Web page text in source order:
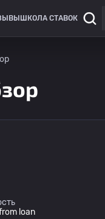
ШКОЛА СТАВОК
loan